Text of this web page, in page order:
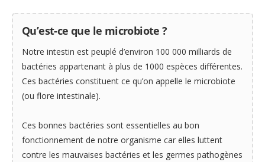
Qu’est-ce que le microbiote ?
Notre intestin est peuplé d’environ 100 000 milliards de
bactéries appartenant à plus de 1000 espèces différentes.
Ces bactéries constituent ce qu’on appelle le microbiote
(ou flore intestinale).
Ces bonnes bactéries sont essentielles au bon
fonctionnement de notre organisme car elles luttent
contre les mauvaises bactéries et les germes pathogènes